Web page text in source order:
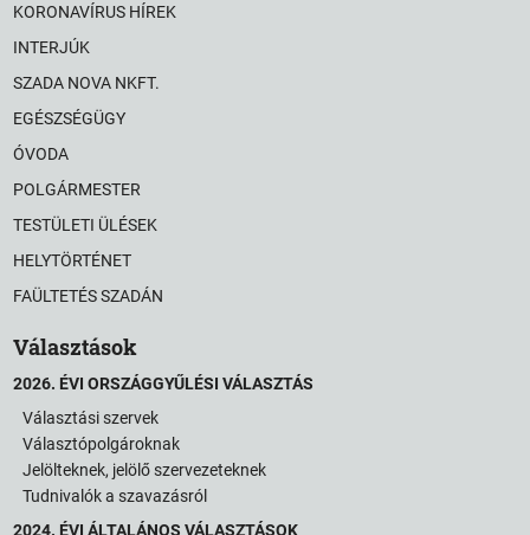
KORONAVÍRUS HÍREK
INTERJÚK
SZADA NOVA NKFT.
EGÉSZSÉGÜGY
ÓVODA
POLGÁRMESTER
TESTÜLETI ÜLÉSEK
HELYTÖRTÉNET
FAÜLTETÉS SZADÁN
Választások
2026. ÉVI ORSZÁGGYŰLÉSI VÁLASZTÁS
Választási szervek
Választópolgároknak
Jelölteknek, jelölő szervezeteknek
Tudnivalók a szavazásról
2024. ÉVI ÁLTALÁNOS VÁLASZTÁSOK